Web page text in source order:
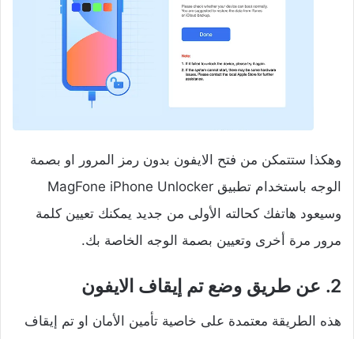
وهكذا ستتمكن من فتح الايفون بدون رمز المرور او بصمة
الوجه باستخدام تطبيق MagFone iPhone Unlocker
وسيعود هاتفك كحالته الأولى من جديد يمكنك تعيين كلمة
مرور مرة أخرى وتعيين بصمة الوجه الخاصة بك.
2. عن طريق وضع تم إيقاف الايفون
هذه الطريقة معتمدة على خاصية تأمين الأمان او تم إيقاف